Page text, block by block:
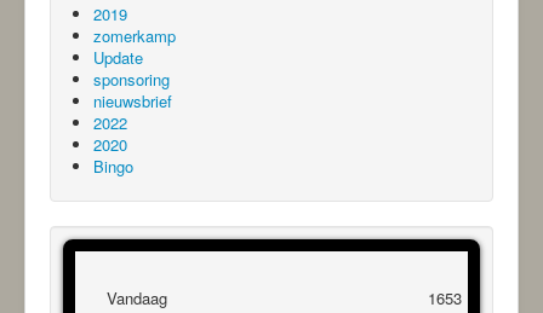
2019
zomerkamp
Update
sponsoring
nieuwsbrief
2022
2020
Bingo
Vandaag
1653